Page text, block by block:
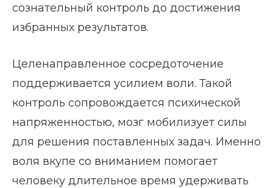
сознательный контроль до достижения
избранных результатов.
Целенаправленное сосредоточение
поддерживается усилием воли. Такой
контроль сопровождается психической
напряженностью, мозг мобилизует силы
для решения поставленных задач. Именно
воля вкупе со вниманием помогает
человеку длительное время удерживать